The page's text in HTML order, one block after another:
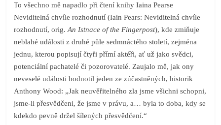
To všechno mě napadlo při čtení knihy Iaina Pearse
Neviditelná chvíle rozhodnutí (Iain Pears: Neviditelná chvíle
rozhodnutí, orig.An Istnace of the Fingerpost), kde zmiňuje
neblahé události z druhé půle sedmnáctého století, zejména
jednu, kterou popisují čtyři přímí aktéři, ať už jako svědci,
potenciální pachatelé či pozorovatelé. Zaujalo mě, jak ony
neveselé události hodnotil jeden ze zúčastněných, historik
Anthony Wood: „Jak neuvěřitelného zla jsme všichni schopni,
jsme-li přesvědčeni, že jsme v právu, a… byla to doba, kdy se
kdekdo pevně držel šílených přesvědčení.“